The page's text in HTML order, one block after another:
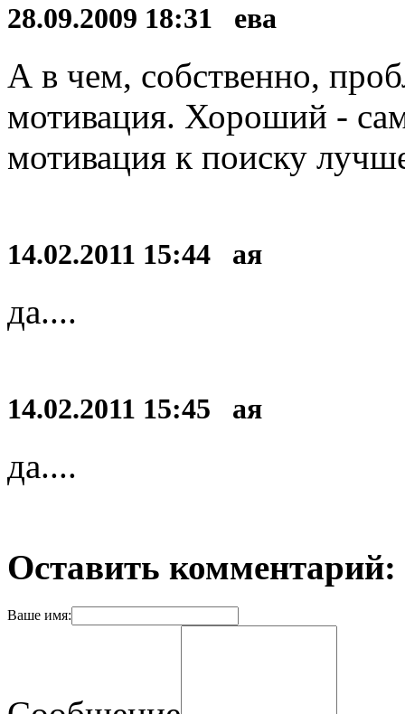
28.09.2009 18:31 ева
А в чем, собственно,
мотивация. Хороший -
мотивация к поиску
14.02.2011 15:44 ая
да....
14.02.2011 15:45 ая
да....
Оставить комментарий:
Ваше имя: